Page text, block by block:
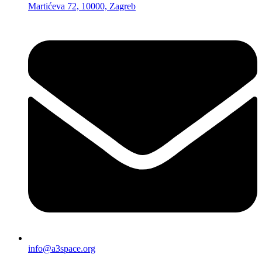
Martićeva 72, 10000, Zagreb
info@a3space.org